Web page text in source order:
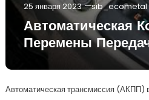
25 января 2023 sib_ecometal
Автоматическая
Перемены
Автоматическая трансмиссия (АКПП)